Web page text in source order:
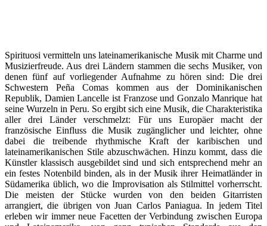
Spirituosi vermitteln uns lateinamerikanische Musik mit Charme und
Musizierfreude. Aus drei Ländern stammen die sechs Musiker, von
denen fünf auf vorliegender Aufnahme zu hören sind: Die drei
Schwestern Peña Comas kommen aus der Dominikanischen
Republik, Damien Lancelle ist Franzose und Gonzalo Manrique hat
seine Wurzeln in Peru. So ergibt sich eine Musik, die Charakteristika
aller drei Länder verschmelzt: Für uns Europäer macht der
französische Einfluss die Musik zugänglicher und leichter, ohne
dabei die treibende rhythmische Kraft der karibischen und
lateinamerikanischen Stile abzuschwächen. Hinzu kommt, dass die
Künstler klassisch ausgebildet sind und sich entsprechend mehr an
ein festes Notenbild binden, als in der Musik ihrer Heimatländer in
Südamerika üblich, wo die Improvisation als Stilmittel vorherrscht.
Die meisten der Stücke wurden von den beiden Gitarristen
arrangiert, die übrigen von Juan Carlos Paniagua. In jedem Titel
erleben wir immer neue Facetten der Verbindung zwischen Europa